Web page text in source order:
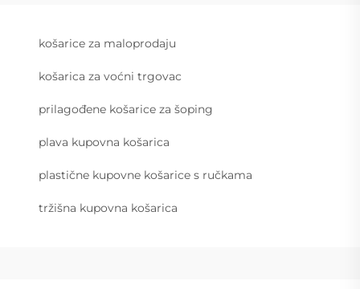
košarice za maloprodaju
košarica za voćni trgovac
prilagođene košarice za šoping
plava kupovna košarica
plastične kupovne košarice s ručkama
tržišna kupovna košarica